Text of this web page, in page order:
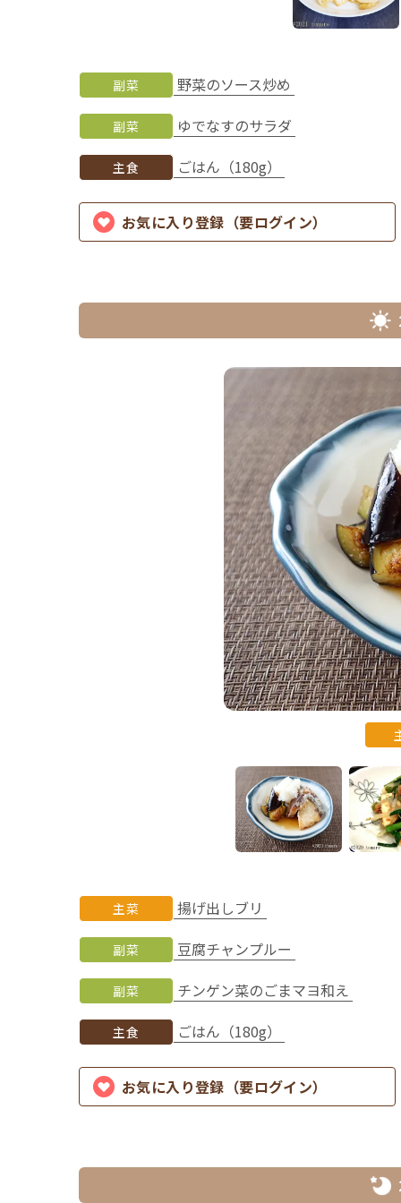
副菜 野菜のソース炒め
副菜 ゆでなすのサラダ
主食 ごはん（180g）
お気に入り登録（要ログイン）
主菜 揚げ出しブリ
副菜 豆腐チャンプルー
副菜 チンゲン菜のごまマヨ和え
主食 ごはん（180g）
お気に入り登録（要ログイン）